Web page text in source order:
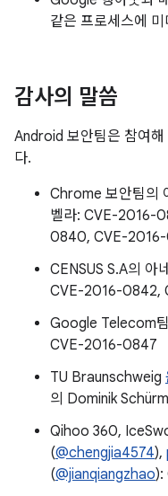
같은 프로세스에
감사의 말씀
Android 보안팀은 참여해
다.
Chrome 보안팀의
벨라: CVE-2016-
0840, CVE-
CENSUS S.A의 아
CVE-2016-0842,
Google Telecom
CVE-2016-0847
TU Braunschweig
의 Dominik
Qihoo 360,
(@chengjia4574),
(@jianqiangzhao